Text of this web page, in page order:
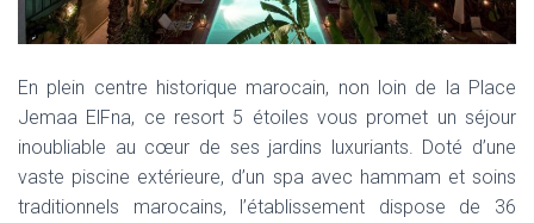
En plein centre historique marocain, non loin de la Place
Jemaa ElFna, ce resort 5 étoiles vous promet un séjour
inoubliable au cœur de ses jardins luxuriants. Doté d’une
vaste piscine extérieure, d’un spa avec hammam et soins
traditionnels marocains, l’établissement dispose de 36